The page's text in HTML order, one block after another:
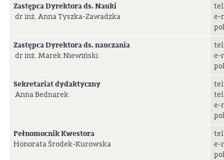
Zastępca Dyrektora ds. Nauki
dr inż. Anna Tyszka-Zawadzka
e-
Zastępca Dyrektora ds. nauczania
dr inż. Marek Niewiński
e-
Sekretariat dydaktyczny
Anna Bednarek
e-
Pełnomocnik Kwestora
Honorata Środek-Kurowska
e-